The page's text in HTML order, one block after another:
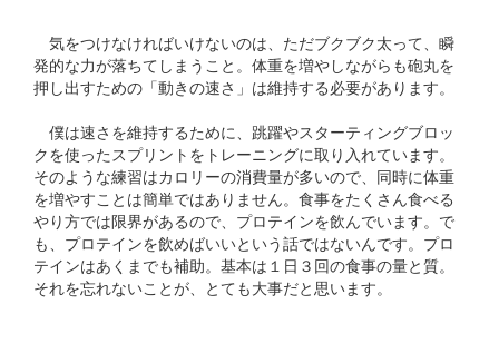
気をつけなければいけないのは、ただブクブク太って、瞬
発的な力が落ちてしまうこと。体重を増やしながらも砲丸を
押し出すための「動きの速さ」は維持する必要があります。
僕は速さを維持するために、跳躍やスターティングブロッ
クを使ったスプリントをトレーニングに取り入れています。
そのような練習はカロリーの消費量が多いので、同時に体重
を増やすことは簡単ではありません。食事をたくさん食べる
やり方では限界があるので、プロテインを飲んでいます。で
も、プロテインを飲めばいいという話ではないんです。プロ
テインはあくまでも補助。基本は１日３回の食事の量と質。
それを忘れないことが、とても大事だと思います。